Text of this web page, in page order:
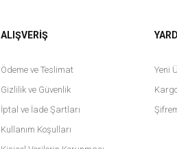
ALIŞVERİŞ
Ödeme ve Teslimat
Gizlilik ve Güvenlik
İptal ve İade Şartları
Kullanım Koşulları
Yeni